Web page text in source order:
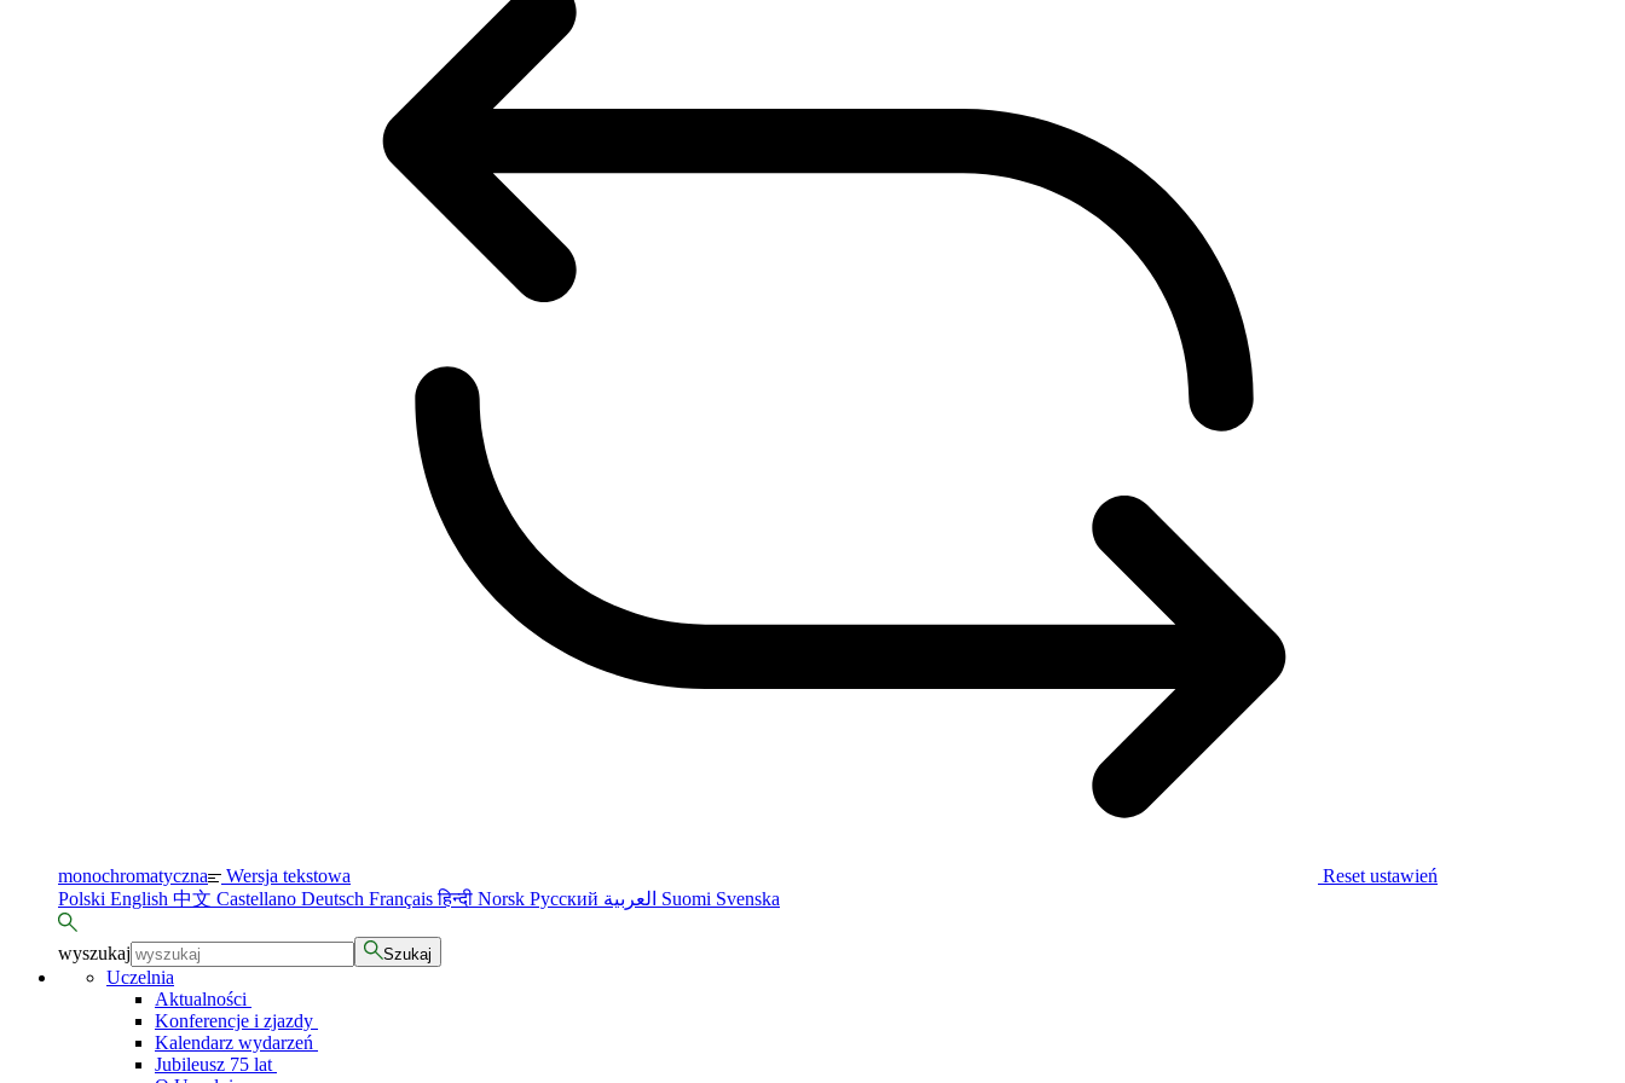
monochromatyczna Wersja tekstowa
Reset ustawień
Polski English 中文 Castellano Deutsch Françaisहिन्दी Norsk Русский Suomi Svenska
wyszukaj Szukaj
Uczelnia
Aktualności
Konferencje i zjazdy
Kalendarz wydarzeń
Jubileusz 75 lat